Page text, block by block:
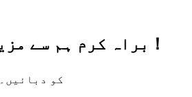
براہ کرم ہم سے مزید خدمت کے لیے اپنی قیمتی معلومات چھوڑیں، شکریہ！
تلاش کرنے کے لیے انٹر یا بند کرنے کے لیے ESC کو دبائیں۔